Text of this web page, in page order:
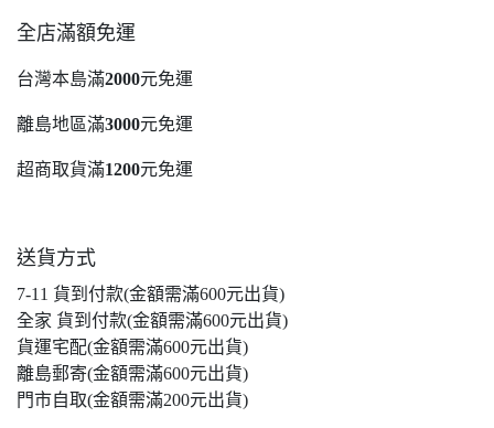
全店滿額免運
台灣本島滿2000元免運
離島地區滿3000元免運
超商取貨滿1200元免運
送貨方式
7-11 貨到付款(金額需滿600元出貨)
全家 貨到付款(金額需滿600元出貨)
貨運宅配(金額需滿600元出貨)
離島郵寄(金額需滿600元出貨)
門市自取(金額需滿200元出貨)